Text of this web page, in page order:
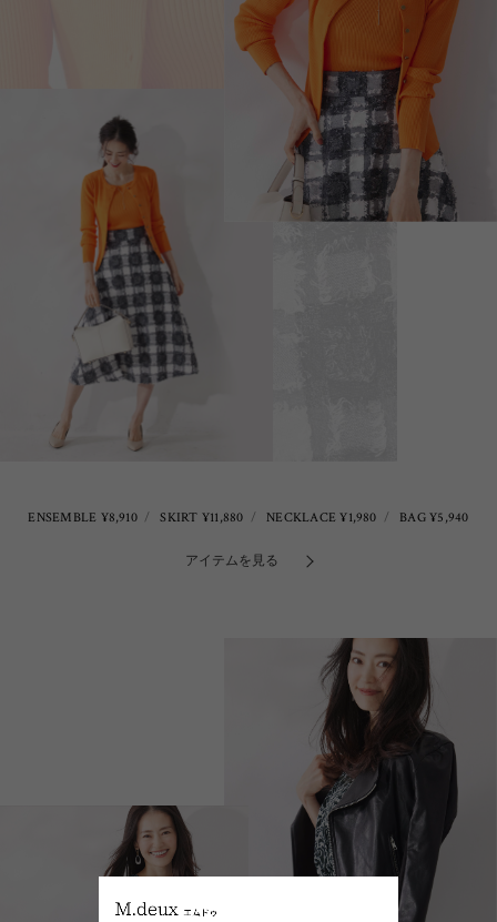
ENSEMBLE ¥8,910 SKIRT ¥11,880 NECKLACE ¥1,980 BAG ¥5,940
アイテムを見る